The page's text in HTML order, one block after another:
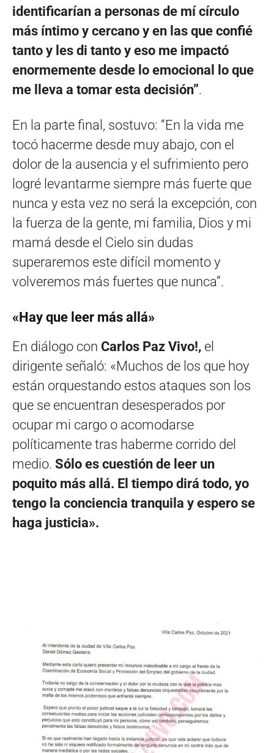
identificarían a personas de mí círculo
más íntimo y cercano y en las que confié
tanto y les di tanto y eso me impactó
enormemente desde lo emocional lo que
me lleva a tomar esta decisión”.
En la parte final, sostuvo: “En la vida me
tocó hacerme desde muy abajo, con el
dolor de la ausencia y el sufrimiento pero
logré levantarme siempre más fuerte que
nunca y esta vez no será la excepción, con
la fuerza de la gente, mi familia, Dios y mi
mamá desde el Cielo sin dudas
superaremos este difícil momento y
volveremos más fuertes que nunca”.
«Hay que leer más allá»
En diálogo con Carlos Paz Vivo!, el
dirigente señaló: «Muchos de los que hoy
están orquestando estos ataques son los
que se encuentran desesperados por
ocupar mi cargo o acomodarse
políticamente tras haberme corrido del
medio. Sólo es cuestión de leer un
poquito más allá. El tiempo dirá todo, yo
tengo la conciencia tranquila y espero se
haga justicia».